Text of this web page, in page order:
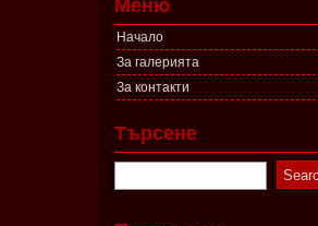
Меню
Начало
За галерията
За контакти
Търсене